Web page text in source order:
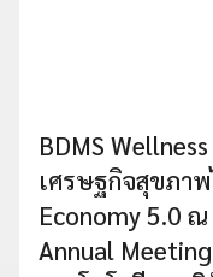
BDMS
เศรษฐกิจสุขภา
Economy 5.0 ณ
Annual